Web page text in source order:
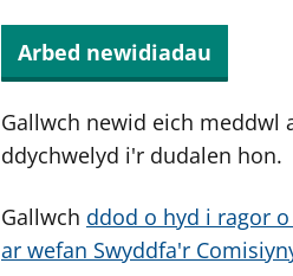
Arbed newidiadau
Gallwch newid eich meddwl
ddychwelyd i'r dudalen hon.
Gallwch ddod o hyd i ragor
ar wefan Swyddfa'r